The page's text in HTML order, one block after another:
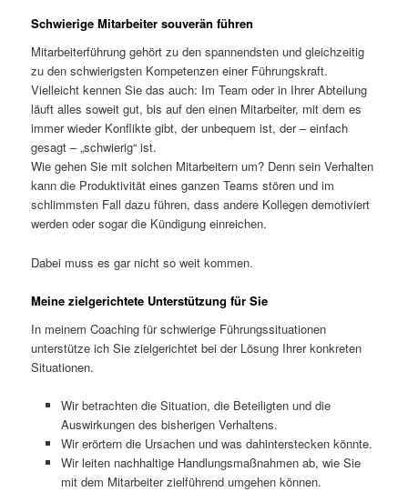
Schwierige Mitarbeiter souverän führen
Mitarbeiterführung gehört zu den spannendsten und gleichzeitig
zu den schwierigsten Kompetenzen einer Führungskraft.
Vielleicht kennen Sie das auch: Im Team oder in Ihrer Abteilung
läuft alles soweit gut, bis auf den einen Mitarbeiter, mit dem es
immer wieder Konflikte gibt, der unbequem ist, der – einfach
gesagt – „schwierig“ ist.
Wie gehen Sie mit solchen Mitarbeitern um? Denn sein Verhalten
kann die Produktivität eines ganzen Teams stören und im
schlimmsten Fall dazu führen, dass andere Kollegen demotiviert
werden oder sogar die Kündigung einreichen.
Dabei muss es gar nicht so weit kommen.
Meine zielgerichtete Unterstützung für Sie
In meinem Coaching für schwierige Führungssituationen
unterstütze ich Sie zielgerichtet bei der Lösung Ihrer konkreten
Situationen.
Wir betrachten die Situation, die Beteiligten und die
Auswirkungen des bisherigen Verhaltens.
Wir erörtern die Ursachen und was dahinterstecken könnte.
Wir leiten nachhaltige Handlungsmaßnahmen ab, wie Sie
mit dem Mitarbeiter zielführend umgehen können.